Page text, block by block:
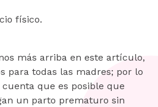
físico.
más arriba en este artículo,
para todas las madres; por lo
que es posible que
un parto prematuro sin